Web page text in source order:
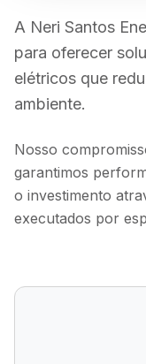
A Neri Santos
para oferecer
elétricos que
ambiente.
Nosso
garantimos
o investimento
executados por